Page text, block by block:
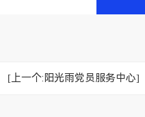
[上一个:阳光雨党员服务中心]